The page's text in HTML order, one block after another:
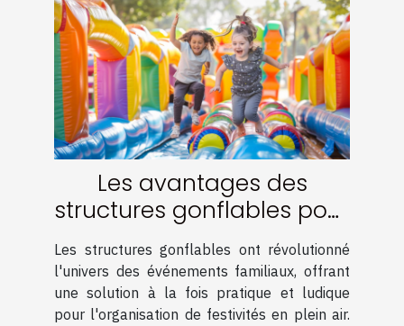
Les avantages des
structures gonflables pour
événements familiaux
Les structures gonflables ont révolutionné
l'univers des événements familiaux, offrant
une solution à la fois pratique et ludique
pour l'organisation de festivités en plein air.